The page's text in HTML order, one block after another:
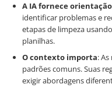
A IA fornece
identificar problemas e
etapas de limpeza
planilhas.
O contexto importa:
padrões comuns. Suas
exigir abordagens